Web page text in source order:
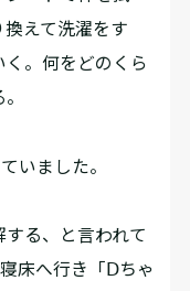
えて洗濯をす
。何をどのくら
いました。
る、と言われて
床へ行き「Ⅾちゃ